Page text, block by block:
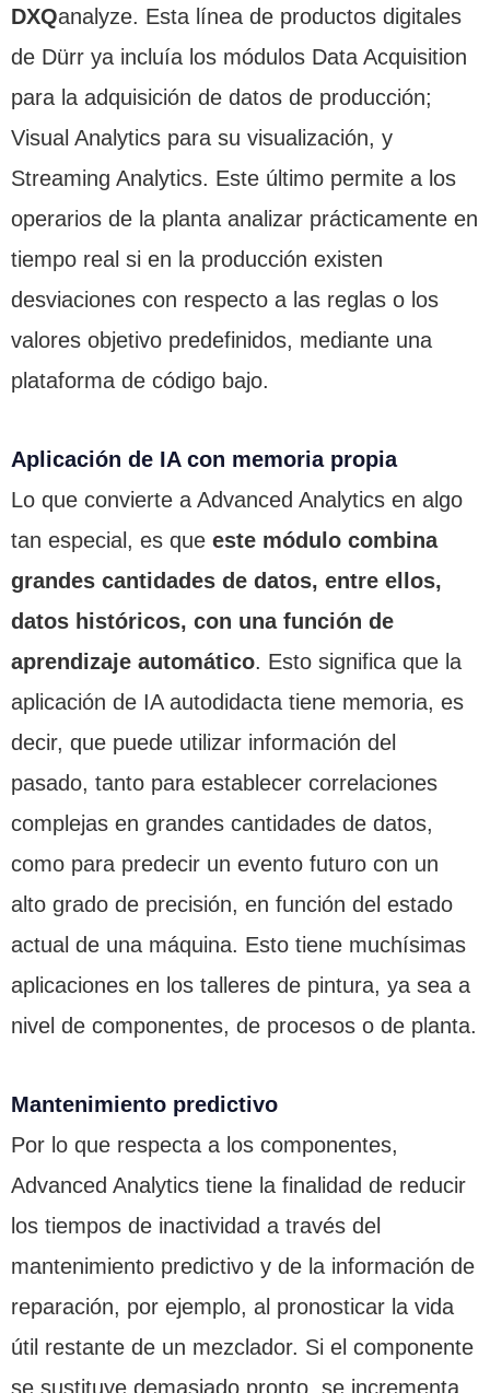
DXQanalyze. Esta línea de productos digitales
de Dürr ya incluía los módulos Data Acquisition
para la adquisición de datos de producción;
Visual Analytics para su visualización, y
Streaming Analytics. Este último permite a los
operarios de la planta analizar prácticamente en
tiempo real si en la producción existen
desviaciones con respecto a las reglas o los
valores objetivo predefinidos, mediante una
plataforma de código bajo.
Aplicación de IA con memoria propia
Lo que convierte a Advanced Analytics en algo
tan especial, es que este módulo combina
grandes cantidades de datos, entre ellos,
datos históricos, con una función de
aprendizaje automático. Esto significa que la
aplicación de IA autodidacta tiene memoria, es
decir, que puede utilizar información del
pasado, tanto para establecer correlaciones
complejas en grandes cantidades de datos,
como para predecir un evento futuro con un
alto grado de precisión, en función del estado
actual de una máquina. Esto tiene muchísimas
aplicaciones en los talleres de pintura, ya sea a
nivel de componentes, de procesos o de planta.
Mantenimiento predictivo
Por lo que respecta a los componentes,
Advanced Analytics tiene la finalidad de reducir
los tiempos de inactividad a través del
mantenimiento predictivo y de la información de
reparación, por ejemplo, al pronosticar la vida
útil restante de un mezclador. Si el componente
se sustituye demasiado pronto, se incrementa